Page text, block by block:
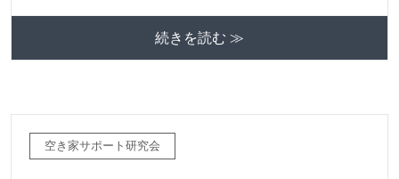
続きを読む ≫
空き家サポート研究会